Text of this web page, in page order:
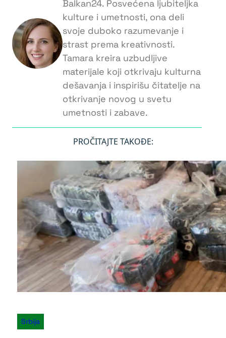
Balkan24. Posvećena ljubiteljka
kulture i umetnosti, ona deli
svoje duboko razumevanje i
strast prema kreativnosti.
Tamara kreira uzbudljive
materijale koji otkrivaju kulturna
dešavanja i inspirišu čitatelje na
otkrivanje novog u svetu
umetnosti i zabave.
PROČITAJTE TAKOĐE:
Srbija